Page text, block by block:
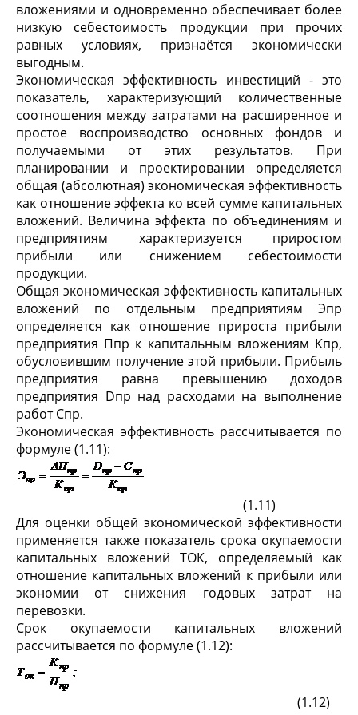
вложениями и одновременно обеспечивает более
низкую себестоимость продукции при прочих
равных условиях, признаётся экономически
выгодным.
Экономическая эффективность инвестиций - это
показатель, характеризующий количественные
соотношения между затратами на расширенное и
простое воспроизводство основных фондов и
получаемыми от этих результатов. При
планировании и проектировании определяется
общая (абсолютная) экономическая эффективность
как отношение эффекта ко всей сумме капитальных
вложений. Величина эффекта по объединениям и
предприятиям характеризуется приростом
прибыли или снижением себестоимости
продукции.
Общая экономическая эффективность капитальных
вложений по отдельным предприятиям Эпр
определяется как отношение прироста прибыли
предприятия Ппр к капитальным вложениям Кпр,
обусловившим получение этой прибыли. Прибыль
предприятия равна превышению доходов
предприятия Dпр над расходами на выполнение
работ Спр.
Экономическая эффективность рассчитывается по
формуле (1.11):
(1.11)
Для оценки общей экономической эффективности
применяется также показатель срока окупаемости
капитальных вложений ТОК, определяемый как
отношение капитальных вложений к прибыли или
экономии от снижения годовых затрат на
перевозки.
Срок окупаемости капитальных вложений
рассчитывается по формуле (1.12):
(1.12)